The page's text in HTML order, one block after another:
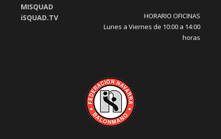
MISQUAD
iSQUAD.TV
HORARIO OFICINAS
Lunes a Viernes de 10:00 a 14:00
horas